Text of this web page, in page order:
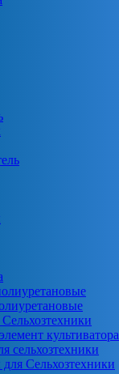
культиватора
сельхозтехники
Сельхозтехники